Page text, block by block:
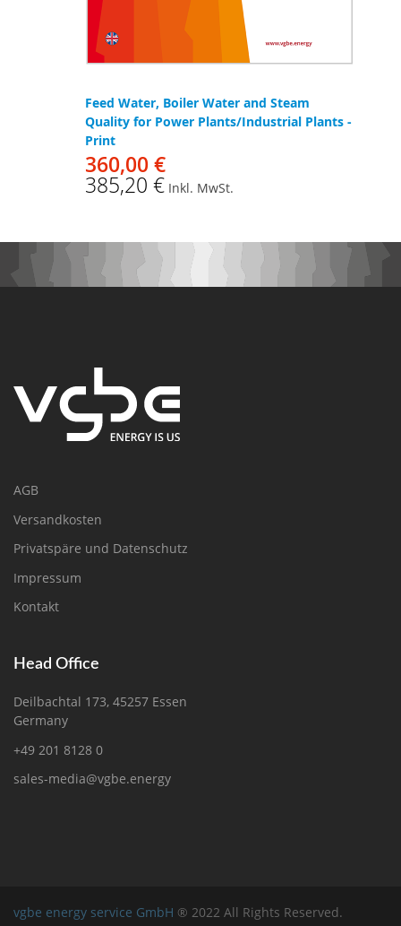
Feed Water, Boiler Water and Steam
Quality for Power Plants/Industrial Plants -
Print
360,00 €
385,20 € Inkl. MwSt.
AGB
Versandkosten
Privatspäre und Datenschutz
Impressum
Kontakt
Head Office
Deilbachtal 173, 45257 Essen
Germany
+49 201 8128 0
sales-media@vgbe.energy
vgbe energy service GmbH ® 2022 All Rights Reserved.